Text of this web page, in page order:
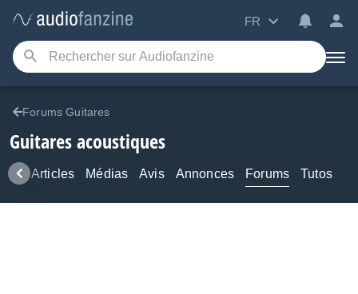
FR
Forums Guitares
Guitares acoustiques
Articles Médias Avis Annonces Forums Tutos